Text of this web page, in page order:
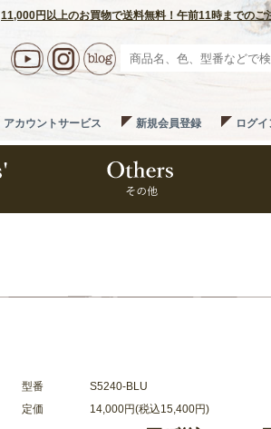
11,000円以上のお買物で送料無料！午前11時までのご
アカウントサービス 新規会員登録 ログイ
型番
S5240-BLU
定価
14,000円(税込15,400円)